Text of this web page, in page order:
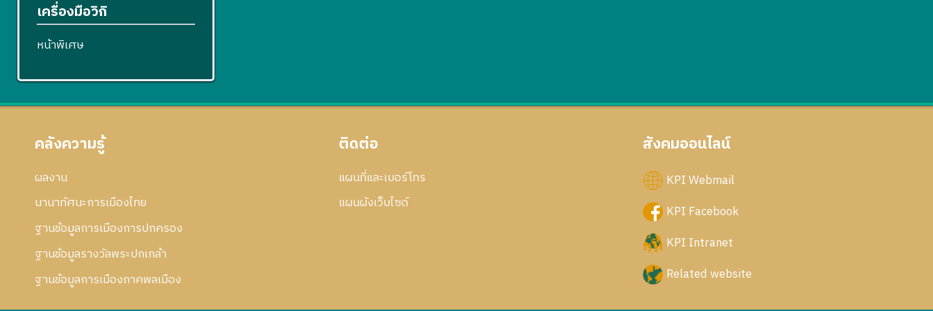
เครื่องมือวิกิ
หน้าพิเศษ
คลังความรู้
ผลงาน
นานาทัศนะการเมืองไทย
ฐานข้อมูลการเมืองการปกครอง
ฐานข้อมูลรางวัลพระปกเกล้า
ฐานข้อมูลการเมืองภาคพลเมือง
ติดต่อ
แผนที่และเบอร์โทร
แผนผังเว็บไซด์
สังคมออนไลน์
KPI Webmail
KPI Facebook
KPI Intranet
Related website